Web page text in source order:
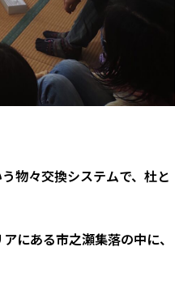
物々交換システムで、杜と
にある市之瀬集落の中に、